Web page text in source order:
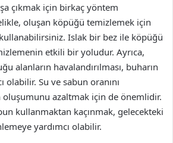
çıkmak için birkaç yöntem
oluşan köpüğü temizlemek için
Islak bir bez ile köpüğü
etkili bir yoludur. Ayrıca,
alanların havalandırılması, buharın
olabilir. Su ve sabun oranını
azaltmak için de önemlidir.
kullanmaktan kaçınmak, gelecekteki
yardımcı olabilir.